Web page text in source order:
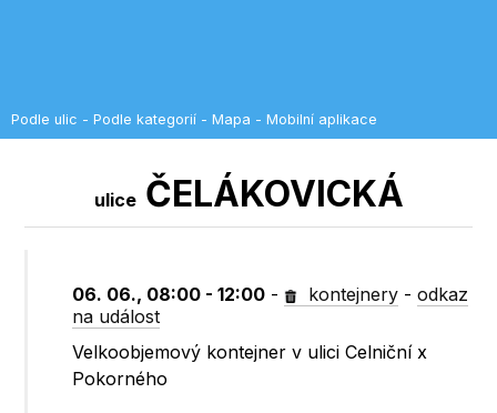
Podle ulic - Podle kategorií - Mapa - Mobilní aplikace
uliceČELÁKOVICKÁ
06. 06., 08:00 - 12:00 - kontejnery -odkaz
na událost
Velkoobjemový kontejner v ulici Celniční x
Pokorného